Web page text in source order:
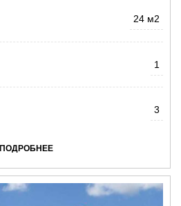
24 м2
1
3
ПОДРОБНЕЕ